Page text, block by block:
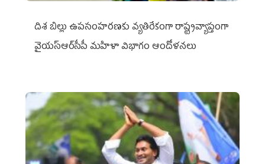
దిశ బిల్లు ఉపసంహరణకు వ్యతిరేకంగా రాష్ట్రవ్యాప్తంగా
వైయ‌స్ఆర్‌సీపీ మహిళా విభాగం ఆందోళనలు